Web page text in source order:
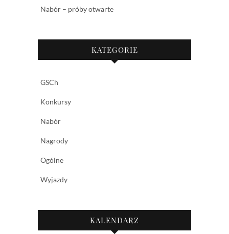
Nabór – próby otwarte
KATEGORIE
GSCh
Konkursy
Nabór
Nagrody
Ogólne
Wyjazdy
KALENDARZ